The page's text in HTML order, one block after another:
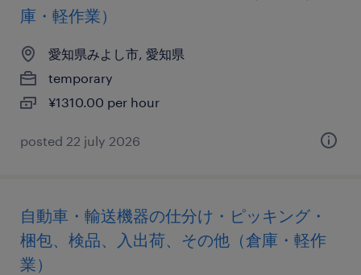
庫・軽作業）
愛知県みよし市, 愛知県
temporary
¥1310.00 per hour
posted 22 july 2026
自動車・輸送機器の仕分け・ピッキング・
梱包、検品、入出荷、その他（倉庫・軽作
業）